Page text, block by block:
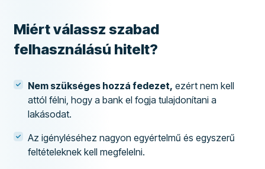
Miért válassz szabad
felhasználású hitelt?
Nem szükséges hozzá fedezet, ezért nem kell
attól félni, hogy a bank el fogja tulajdonítani a
lakásodat.
Az igényléséhez nagyon egyértelmű és egyszerű
feltételeknek kell megfelelni.